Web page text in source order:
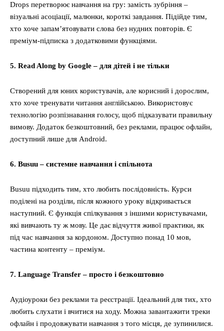
Drops перетворює навчання на гру: замість зубріння –
візуальні асоціації, малюнки, короткі завдання. Підійде тим,
хто хоче запам’ятовувати слова без нудних повторів. Є
преміум-підписка з додатковими функціями.
5. ReadAlong by Google – для дітей і не тільки
Створений для юних користувачів, але корисний і дорослим,
хто хоче тренувати читання англійською. Використовує
технологію розпізнавання голосу, щоб підказувати правильну
вимову. Додаток безкоштовний, без реклами, працює офлайн,
доступний лише для Android.
6. Busuu – системне навчання і спільнота
Busuu підходить тим, хто любить послідовність. Курси
поділені на розділи, після кожного уроку відкривається
наступний. Є функція спілкування з іншими користувачами,
які вивчають ту ж мову. Це дає відчуття живої практики, як
під час навчання за кордоном. Доступно понад 10 мов,
частина контенту – преміум.
7. Language Transfer – просто і безкоштовно
Аудіоуроки без реклами та реєстрації. Ідеальний для тих, хто
любить слухати і вчитися на ходу. Можна завантажити треки
офлайн і продовжувати навчання з того місця, де зупинилися.